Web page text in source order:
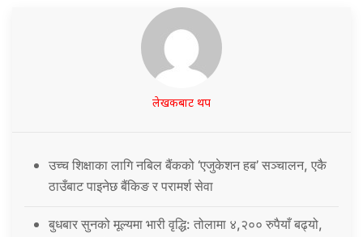
लेखकबाट थप
उच्च शिक्षाका लागि नबिल बैंकको ‘एजुकेशन हब’ सञ्चालन, एकै
ठाउँबाट पाइनेछ बैंकिङ र परामर्श सेवा
बुधबार सुनको मूल्यमा भारी वृद्धि: तोलामा ४,२०० रुपैयाँ बढ्यो,